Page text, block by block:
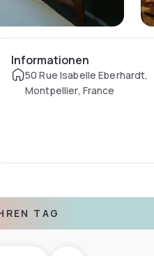
Informationen
50 Rue Isabelle Eberhardt,
Montpellier, France
TAG